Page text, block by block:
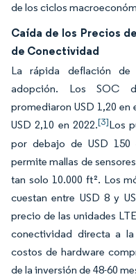
de los ciclos
Caída de los Precios
de Conectividad
La rápida deflación de
adopción. Los SOC
promediaron USD 1,20
USD 2,10 en 2022.[3]Los
por debajo de USD
permite mallas de
tan solo 10.000 ft². Los
cuestan entre USD 8 y
precio de las unidades
conectividad directa a
costos de hardware
de la inversión de 48-60